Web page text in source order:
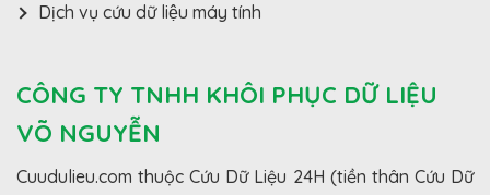
CÔNG TY TNHH KHÔI PHỤC DỮ LIỆU
VÕ NGUYỄN
Cuudulieu.com thuộc Cứu Dữ Liệu 24H (tiền thân Cứu Dữ
Dịch vụ cứu dữ liệu máy tính